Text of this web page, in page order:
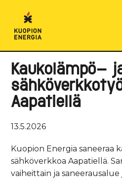
sisältöön
Kaukolämpö-
Aapatiellä
13.5.2026
Kuopion Energia saneeraa
sähköverkkoa Aapatiellä.
vaiheittain ja